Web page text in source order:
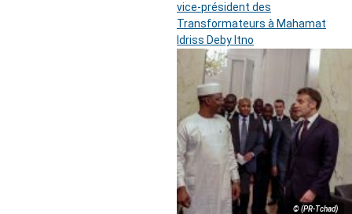
vice-président des
Transformateurs à Mahamat
Idriss Deby Itno
© (PR-Tchad)